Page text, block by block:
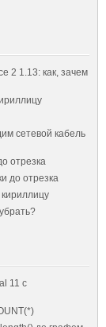
2 1.13: как, зачем
сетевой кабель
отрезка
до отрезка
11 с